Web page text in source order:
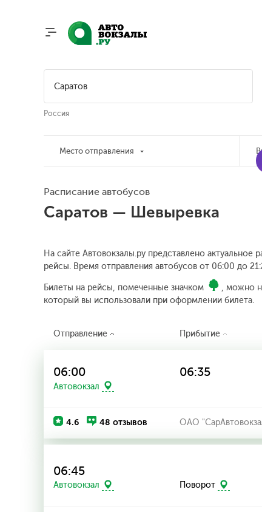
Россия
Место отправления
Расписание автобусов
Саратов — Шевыревка
На сайте Автовокзалы.ру представлено
рейсы. Время отправления автобусов от 06:00 до
Билеты на рейсы, помеченные значком
, можно
который вы использовали при оформлении билета.
Отправление Прибытие
06:00
Автовокзал
06:35
4.6 48 отзывов ОАО
06:45
Автовокзал Поворот